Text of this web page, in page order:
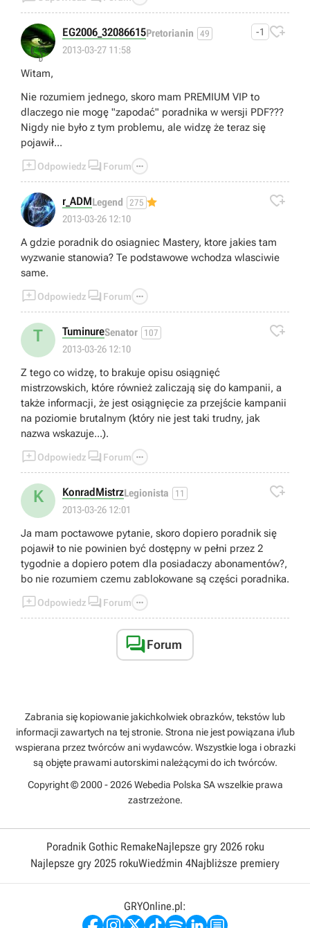
👎
EG2006_32086615Pretorianin 49
2013-03-27 11:58
-1 
Witam,
Nie rozumiem jednego, skoro mam PREMIUM VIP to
dlaczego nie mogę "zapodać" poradnika w wersji PDF???
Nigdy nie było z tym problemu, ale widzę że teraz się
pojawił...
Odpowiedz  Forum 
r_ADMLegend 275
2013-03-26 12:10

A gdzie poradnik do osiagniec Mastery, ktore jakies tam
wyzwanie stanowia? Te podstawowe wchodza wlasciwie
same.
Odpowiedz  Forum 
T TuminureSenator 107
2013-03-26 12:10

Z tego co widzę, to brakuje opisu osiągnięć
mistrzowskich, które również zaliczają się do kampanii, a
także informacji, że jest osiągnięcie za przejście kampanii
na poziomie brutalnym (który nie jest taki trudny, jak
nazwa wskazuje...).
Odpowiedz  Forum 
K KonradMistrzLegionista 11
2013-03-26 12:01

Ja mam poctawowe pytanie, skoro dopiero poradnik się
pojawił to nie powinien być dostępny w pełni przez 2
tygodnie a dopiero potem dla posiadaczy abonamentów?,
bo nie rozumiem czemu zablokowane są części poradnika.
Odpowiedz  Forum 
Forum
Zabrania się kopiowanie jakichkolwiek obrazków, tekstów lub
informacji zawartych na tej stronie. Strona nie jest powiązana i/lub
wspierana przez twórców ani wydawców. Wszystkie loga i obrazki
są objęte prawami autorskimi należącymi do ich twórców.
Copyright © 2000 - 2026 Webedia Polska SA wszelkie prawa
zastrzeżone.
Poradnik Gothic RemakeNajlepsze gry 2026 roku
Najlepsze gry 2025 rokuWiedźmin 4Najbliższe premiery
GRYOnline.pl: